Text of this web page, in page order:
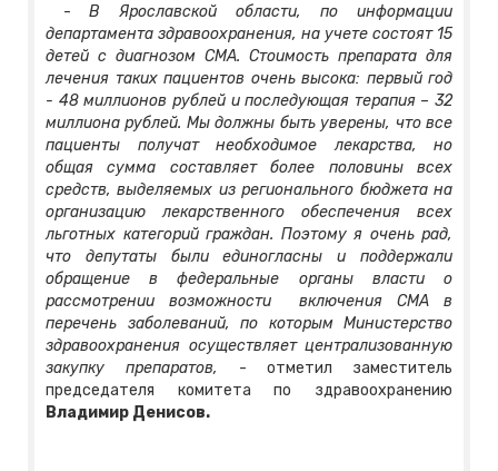
-В Ярославской области, по информации
департамента здравоохранения, на учете состоят 15
детей с диагнозом СМА. Стоимость препарата для
лечения таких пациентов очень высока: первый год
- 48 миллионов рублей и последующая терапия – 32
миллиона рублей. Мы должны быть уверены, что все
пациенты получат необходимое лекарства, но
общая сумма составляет более половины всех
средств, выделяемых из регионального бюджета на
организацию лекарственного обеспечения всех
льготных категорий граждан. Поэтому я очень рад,
что депутаты были единогласны и поддержали
обращение в федеральные органы власти о
рассмотрении возможности включения СМА в
перечень заболеваний, по которым Министерство
здравоохранения осуществляет централизованную
закупку препаратов,
- отметил заместитель
председателя комитета по здравоохранению
Владимир Денисов.